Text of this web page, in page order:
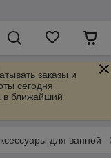
заказы и
сегодня
в ближайший
для ванной